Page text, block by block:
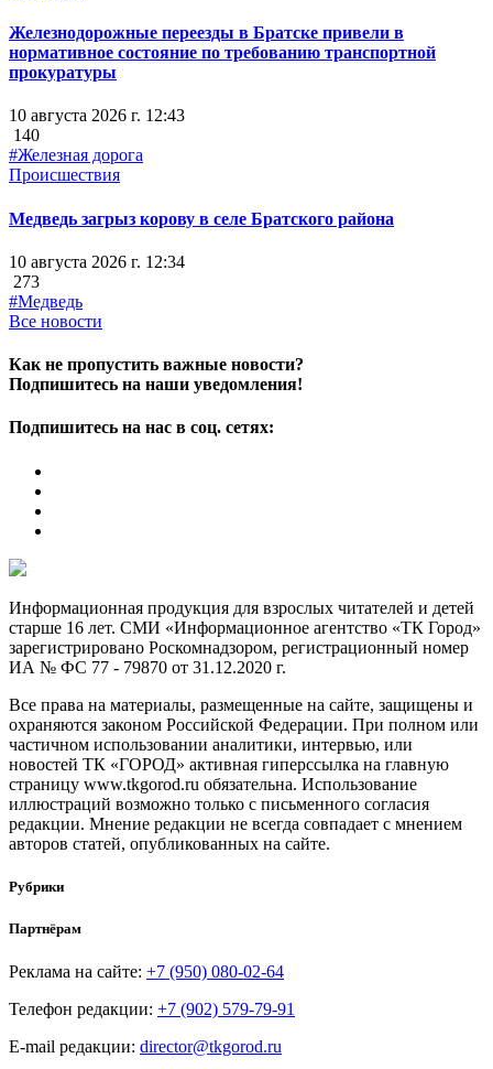
Железнодорожные переезды в Братске привели в
нормативное состояние по требованию транспортной
прокуратуры
10 августа 2026 г. 12:43
140
#Железная дорога
Происшествия
Медведь загрыз корову в селе Братского района
10 августа 2026 г. 12:34
273
#Медведь
Все новости
Как не пропустить важные новости?
Подпишитесь на наши уведомления!
Подпишитесь на нас в соц. сетях:
Информационная продукция для взрослых читателей и детей
старше 16 лет. СМИ «Информационное агентство «ТК Город»
зарегистрировано Роскомнадзором, регистрационный номер
ИА № ФС 77 - 79870 от 31.12.2020 г.
Все права на материалы, размещенные на сайте, защищены и
охраняются законом Российской Федерации. При полном или
частичном использовании аналитики, интервью, или
новостей ТК «ГОРОД» активная гиперссылка на главную
страницу www.tkgorod.ru обязательна. Использование
иллюстраций возможно только с письменного согласия
редакции. Мнение редакции не всегда совпадает с мнением
авторов статей, опубликованных на сайте.
Рубрики
Партнёрам
Реклама на сайте: +7 (950) 080-02-64
Телефон редакции: +7 (902) 579-79-91
E-mail редакции: director@tkgorod.ru